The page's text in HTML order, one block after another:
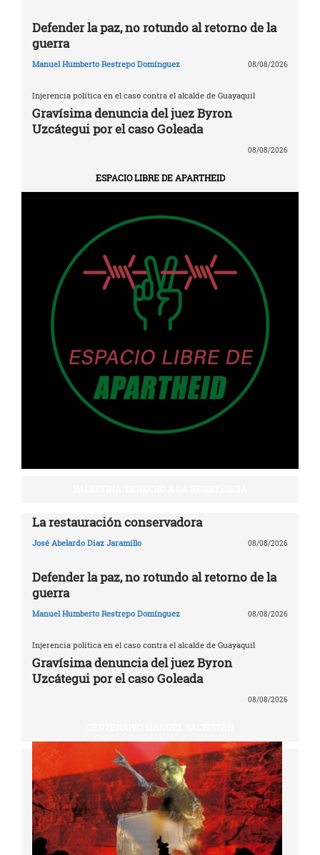
Defender la paz, no rotundo al retorno de la
guerra
Manuel Humberto Restrepo Domínguez 08/08/2026
Injerencia política en el caso contra el alcalde de Guayaquil
Gravísima denuncia del juez Byron
Uzcátegui por el caso Goleada
08/08/2026
ESPACIO LIBRE DE APARTHEID
La restauración conservadora
José Abelardo Diaz Jaramillo 08/08/2026
Defender la paz, no rotundo al retorno de la
guerra
Manuel Humberto Restrepo Domínguez 08/08/2026
Injerencia política en el caso contra el alcalde de Guayaquil
Gravísima denuncia del juez Byron
Uzcátegui por el caso Goleada
08/08/2026